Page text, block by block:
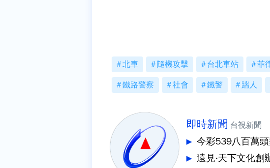
北車 隨機攻擊 台北車站 菲
鐵路警察 社會 鐵警 踹人
即時新聞 台視新聞
今彩539八百萬
遠見‧天下文化